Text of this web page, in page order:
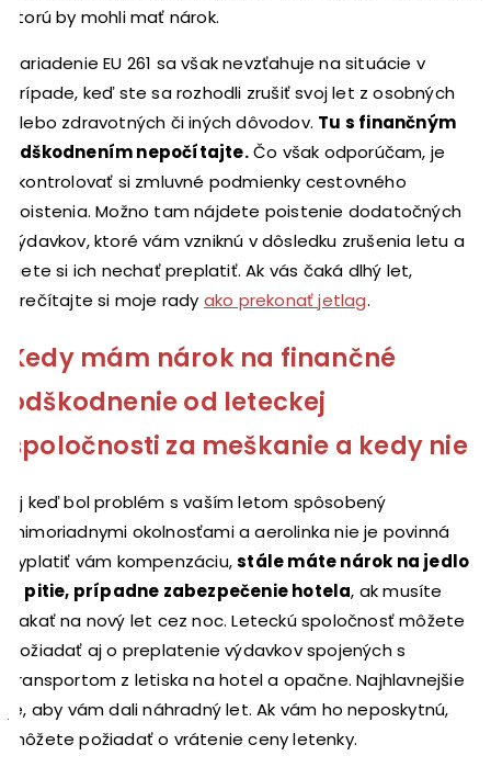
ktorú by mohli mať nárok.
Nariadenie EU 261 sa však nevzťahuje na situácie v
prípade, keď ste sa rozhodli zrušiť svoj let z osobných
alebo zdravotných či iných dôvodov. Tu s finančným
odškodnením nepočítajte.Čo však odporúčam, je
skontrolovať si zmluvné podmienky cestovného
poistenia. Možno tam nájdete poistenie dodatočných
výdavkov, ktoré vám vzniknú v dôsledku zrušenia letu a
viete si ich nechať preplatiť. Ak vás čaká dlhý let,
prečítajte si moje rady ako prekonať jetlag.
Kedy mám nárok na finančné
odškodnenie od leteckej
spoločnosti za meškanie a kedy nie
Aj keď bol problém s vaším letom spôsobený
mimoriadnymi okolnosťami a aerolinka nie je povinná
vyplatiť vám kompenzáciu,stále máte nárok na jedlo
a pitie, prípadne zabezpečenie hotela, ak musíte
čakať na nový let cez noc. Leteckú spoločnosť môžete
požiadať aj o preplatenie výdavkov spojených s
transportom z letiska na hotel a opačne. Najhlavnejšie
je, aby vám dali náhradný let. Ak vám ho neposkytnú,
môžete požiadať o vrátenie ceny letenky.